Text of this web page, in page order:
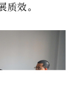
质效。